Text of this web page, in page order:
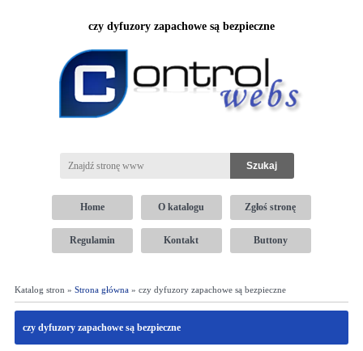
czy dyfuzory zapachowe są bezpieczne
Home O katalogu Zgłoś stronę
Regulamin Kontakt Buttony
Katalog stron » Strona główna» czy dyfuzory zapachowe są bezpieczne
czy dyfuzory zapachowe są bezpieczne